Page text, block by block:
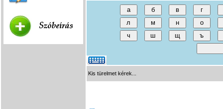
Kis türelmet kérek...